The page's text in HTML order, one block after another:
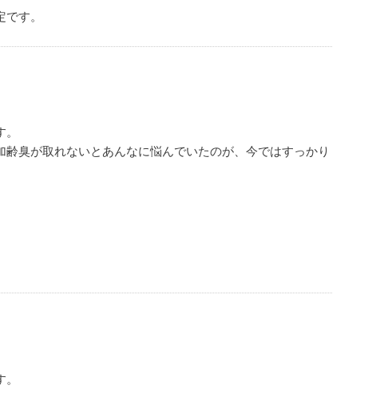
す。
臭が取れないとあんなに悩んでいたのが、今ではすっかり